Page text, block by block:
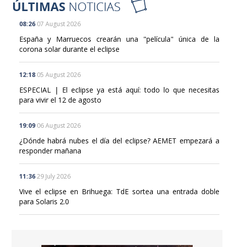
08:26 07 August 2026
España y Marruecos crearán una "película" única de la
corona solar durante el eclipse
ESPECIAL | El eclipse ya está aquí: todo lo que necesitas
para vivir el 12 de agosto
19:09
¿Dónde habrá nubes el día del eclipse? AEMET empezará a
responder mañana
11:36
Vive el eclipse en Brihuega: TdE sortea una entrada doble
para Solaris 2.0